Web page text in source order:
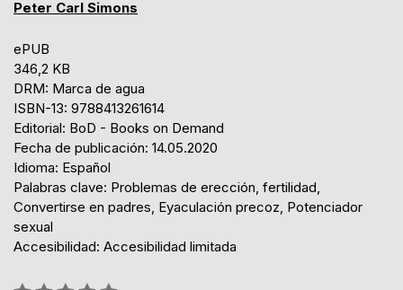
Peter Carl Simons
ePUB
346,2 KB
DRM: Marca de agua
ISBN-13: 9788413261614
Editorial: BoD - Books on Demand
Fecha de publicación: 14.05.2020
Idioma: Español
Palabras clave: Problemas de erección, fertilidad,
Convertirse en padres, Eyaculación precoz, Potenciador
sexual
Accesibilidad: Accesibilidad limitada